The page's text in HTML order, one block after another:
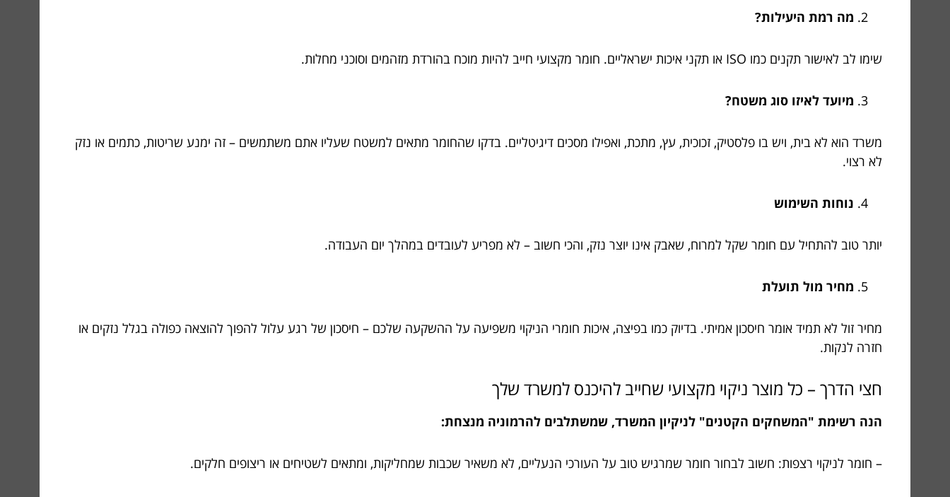
מה רמת היעילות?
שימו לב לאישור תקנים כמו ISO או תקני איכות ישראליים. חומר מקצועי חייב להיות מוכח בהורדת מזהמים וסוכני מחלות.
מיועד לאיזו סוג משטח?
משרד הוא לא בית, ויש בו פלסטיק, זכוכית, עץ, מתכת, ואפילו מסכים דיגיטליים. בדקו שהחומר מתאים למשטח שעליו אתם משתמשים – זה ימנע שריטות, כתמים או נזק
לא רצוי.
נוחות השימוש
יותר טוב להתחיל עם חומר שקל למרוח, שאבק אינו יוצר נזק, והכי חשוב – לא מפריע לעובדים במהלך יום העבודה.
מחיר מול תועלת
מחיר זול לא תמיד אומר חיסכון אמיתי. בדיוק כמו בפיצה, איכות חומרי הניקוי משפיעה על ההשקעה שלכם – חיסכון של רגע עלול להפוך להוצאה כפולה בגלל נזקים או
חזרה לנקות.
חצי הדרך – כל מוצר ניקוי מקצועי שחייב להיכנס למשרד שלך
הנה רשימת "המשחקים הקטנים" לניקיון המשרד, שמשתלבים להרמוניה מנצחת:
– חומר לניקוי רצפות: חשוב לבחור חומר שמרגיש טוב על העורכי הנעליים, לא משאיר שכבות שמחליקות, ומתאים לשטיחים או ריצופים חלקים.